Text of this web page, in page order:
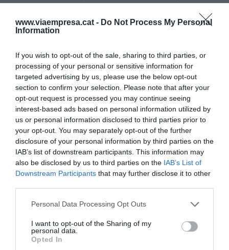
www.viaempresa.cat - Do Not Process My Personal
Information
If you wish to opt-out of the sale, sharing to third parties, or
processing of your personal or sensitive information for
targeted advertising by us, please use the below opt-out
section to confirm your selection. Please note that after your
opt-out request is processed you may continue seeing
interest-based ads based on personal information utilized by
us or personal information disclosed to third parties prior to
your opt-out. You may separately opt-out of the further
disclosure of your personal information by third parties on the
IAB’s list of downstream participants. This information may
also be disclosed by us to third parties on the IAB’s List of
Downstream Participants that may further disclose it to other
Personal Data Processing Opt Outs
I want to opt-out of the Sharing of my
personal data.
Opted In
nacional, colaborando con empresas de toda
España. A medio plazo, sin embargo, el objetivo es
allá de las actuales en Portugal e Italia, y abrir
mercados en Sudamérica, Asia y Estados Unidos.
A corto plazo, Wepleia aspira
a consolidarse como
referente en la organización
deoffsitesycorporate
retreatsa escala nacional
una empresa de referencia y confianza para sus
clientes, de forma que, si necesitan este servicio